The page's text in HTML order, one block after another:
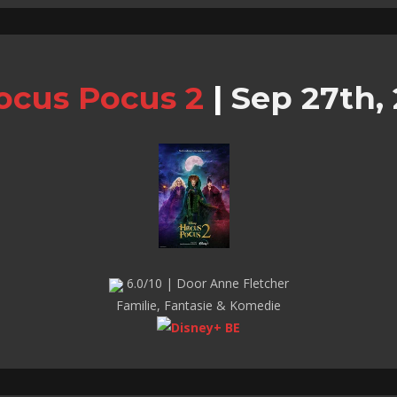
Pocus 2 | Sep 27th,
6.0/10 | Door Anne Fletcher
Familie, Fantasie & Komedie